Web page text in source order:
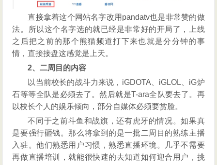
直接拿着这个网站名字改用pandatv也是非常赞的做
法。所以这个名字选的就已经是非常好的开局了，上线
之后把之前的那个熊猫频道打下来也就是分分钟的事
情，直接接盘这感觉是上天。
2、二周目的内容
以当前校长的战斗力来说，iGDOTA、iGLOL、iG炉
石等等全队是必须去了。然后就是T-ara全队要去了。再
以校长个人的娱乐倾向，部分自媒体必须要赏脸。
不同于之前斗鱼和战旗，还有虎牙的情况。如果真
是要强行砸钱。那么将拿到的是一批二周目的熟练主播
入驻。他们熟悉用户习惯，熟悉直播环境。几乎不需要
再做直播培训，就能很快速的去知道如何迎合用户，挑